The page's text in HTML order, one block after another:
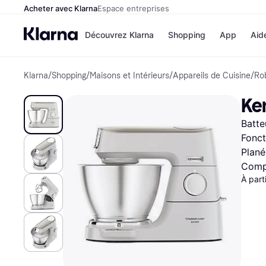
Acheter avec KlarnaEspace entreprises
Découvrez Klarna
Options de
Payer maintenant
Paiement en 3 fois
Paiement à 30 jours
Klarna sur Apple Pay
Shopping
Magasins
Airbnb
Temu
JD
Voir tous
App
Klarna/Shopping/Maisons et Intérieurs/Appareils de Cuisine/
Plané
À